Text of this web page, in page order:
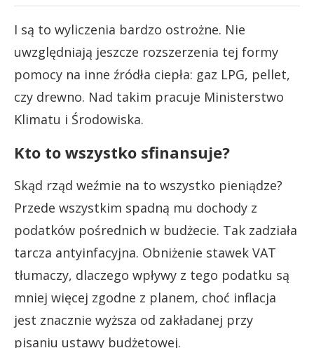
I są to wyliczenia bardzo ostrożne. Nie
uwzględniają jeszcze rozszerzenia tej formy
pomocy na inne źródła ciepła: gaz LPG, pellet,
czy drewno. Nad takim pracuje Ministerstwo
Klimatu i Środowiska.
Kto to wszystko sfinansuje?
Skąd rząd weźmie na to wszystko pieniądze?
Przede wszystkim spadną mu dochody z
podatków pośrednich w budżecie. Tak zadziała
tarcza antyinfacyjna. Obniżenie stawek VAT
tłumaczy, dlaczego wpływy z tego podatku są
mniej więcej zgodne z planem, choć inflacja
jest znacznie wyższa od zakładanej przy
pisaniu ustawy budżetowej.